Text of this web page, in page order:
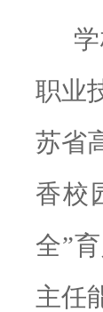
职业
苏省
香校
全”
主任